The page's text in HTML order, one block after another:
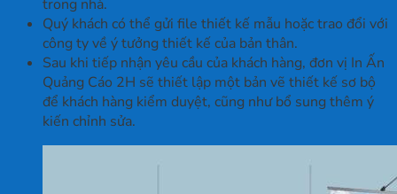
trong nhà.
Quý khách có thể gửi file thiết kế mẫu hoặc trao đổi với
công ty về ý tưởng thiết kế của bản thân.
Sau khi tiếp nhận yêu cầu của khách hàng, đơn vị In Ấn
Quảng Cáo 2H sẽ thiết lập một bản vẽ thiết kế sơ bộ
để khách hàng kiểm duyệt, cũng như bổ sung thêm ý
kiến chỉnh sửa.